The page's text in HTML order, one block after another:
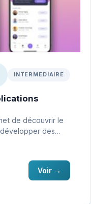
INTERMEDIAIRE
de découvrir le
des
Voir →